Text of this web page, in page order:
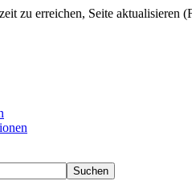
zu erreichen, Seite aktualisieren
Suchen